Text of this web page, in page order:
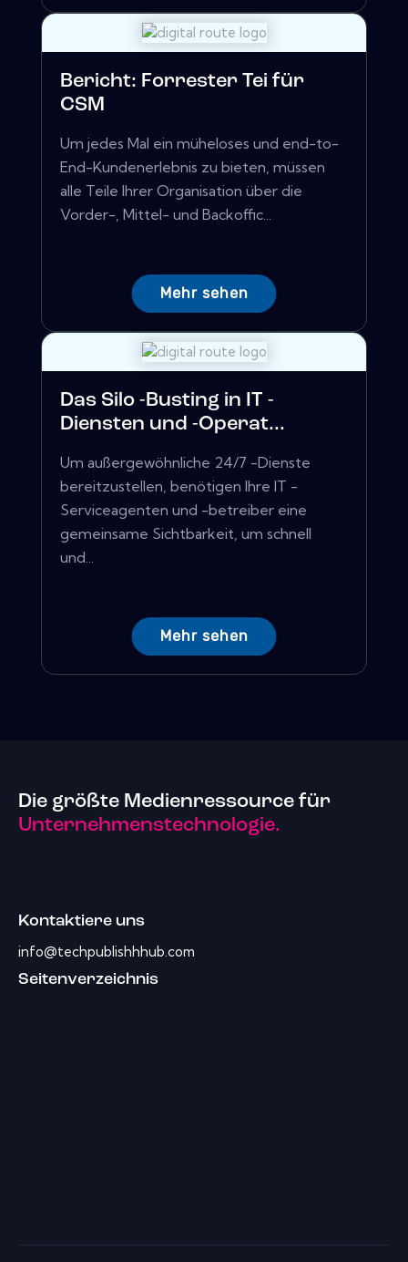
Bericht: Forrester Tei für
CSM
Um jedes Mal ein müheloses und end-to-
End-Kundenerlebnis zu bieten, müssen
alle Teile Ihrer Organisation über die
Vorder-, Mittel- und Backoffic...
Mehr sehen
Das Silo -Busting in IT -
Diensten und -Operat...
Um außergewöhnliche 24/7 -Dienste
bereitzustellen, benötigen Ihre IT -
Serviceagenten und -betreiber eine
gemeinsame Sichtbarkeit, um schnell
und...
Mehr sehen
Die größte Medienressource für
Unternehmenstechnologie.
Kontaktiere uns
info@techpublishhhub.com
Seitenverzeichnis